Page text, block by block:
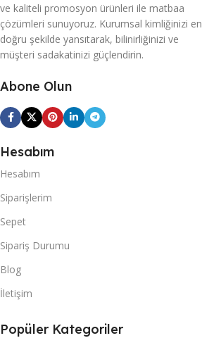
ve kaliteli promosyon ürünleri ile matbaa
çözümleri sunuyoruz. Kurumsal kimliğinizi en
doğru şekilde yansıtarak, bilinirliğinizi ve
müşteri sadakatinizi güçlendirin.
Abone Olun
Hesabım
Hesabım
Siparişlerim
Sepet
Sipariş Durumu
Blog
İletişim
Popüler Kategoriler